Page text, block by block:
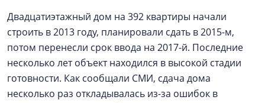
Двадцатиэтажный дом на 392 квартиры начали
строить в 2013 году, планировали сдать в 2015-м,
потом перенесли срок ввода на 2017-й. Последние
несколько лет объект находился в высокой стадии
готовности. Как сообщали СМИ, сдача дома
несколько раз откладывалась из-за ошибок в